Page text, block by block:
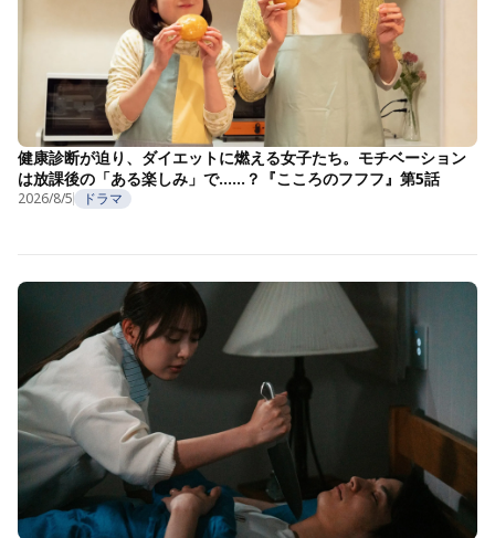
健康診断が迫り、ダイエットに燃える女子たち。モチベーション
は放課後の「ある楽しみ」で……？『こころのフフフ』第5話
2026/8/5 ドラマ